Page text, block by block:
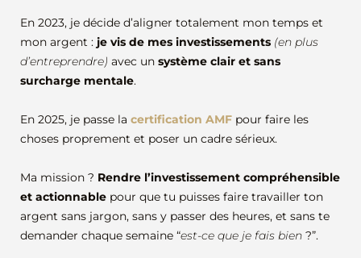
En 2023, je décide d’aligner totalement mon temps et
mon argent : je vis de mes investissements (en plus
d’entreprendre) avec un système clair et sans
surcharge mentale.
En 2025, je passe la certification AMF pour faire les
choses proprement et poser un cadre sérieux.
Ma mission ? Rendre l’investissement compréhensible
et actionnable pour que tu puisses faire travailler ton
argent sans jargon, sans y passer des heures, et sans te
demander chaque semaine “est-ce que je fais bien ?”.